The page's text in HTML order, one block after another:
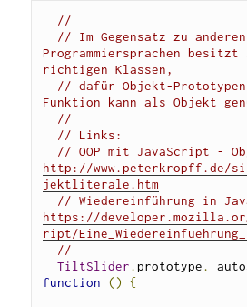
//
// Im Gegensatz zu anderen
Programmiersprachen
richtigen Klassen,
// dafür Objekt-
Funktion kann als Objekt
//
// Links:
http://www.peterkropff.de/
jektliterale.htm
https://
ript/
//
TiltSlider.prototype.
function
() {